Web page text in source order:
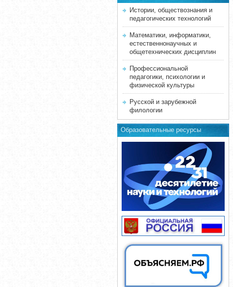
Истории, обществознания и
педагогических технологий
Математики, информатики,
естественнонаучных и
общетехнических дисциплин
Профессиональной
педагогики, психологии и
физической культуры
Русской и зарубежной
филологии
Образовательные ресурсы